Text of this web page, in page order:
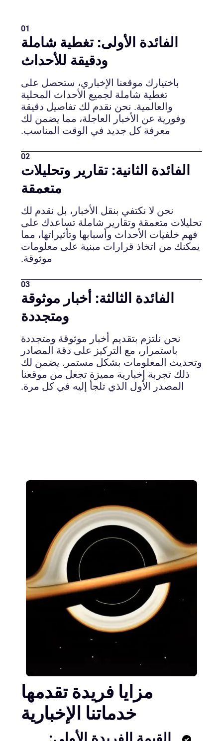
01
الفائدة الأولى: تغطية شاملة
ودقيقة للأحداث
باختيارك موقعنا الإخباري، ستحصل على
تغطية شاملة لجميع الأحداث المحلية
والعالمية. نحن نقدم لك تفاصيل دقيقة
وفورية عن الأخبار العاجلة، مما يضمن لك
معرفة كل جديد في الوقت المناسب.
02
الفائدة الثانية: تقارير وتحليلات
متعمقة
نحن لا نكتفي بنقل الأخبار، بل نقدم لك
تحليلات متعمقة وتقارير شاملة تساعدك على
فهم خلفيات الأحداث وأسبابها وتأثيراتها، مما
يمكنك من اتخاذ قرارات مبنية على معلومات
موثوقة.
03
الفائدة الثالثة: أخبار موثوقة
ومتجددة
نحن نلتزم بتقديم أخبار موثوقة ومتجددة
باستمرار، مع التركيز على دقة المصادر
وتحديث المعلومات بشكل مستمر. يضمن لك
ذلك تجربة إخبارية مميزة تجعل من موقعنا
المصدر الأول الذي تلجأ إليه في كل مرة.
مزايا فريدة تقدمها
خدماتنا الإخبارية